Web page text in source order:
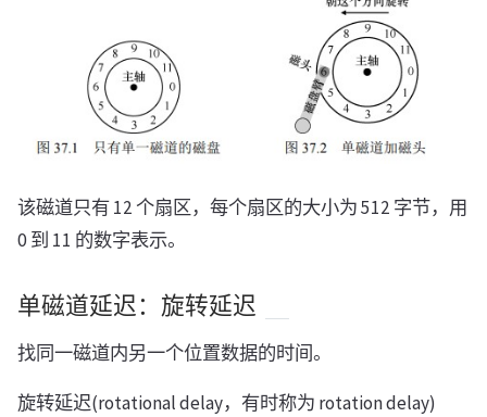
该磁道只有 12 个扇区，每个扇区的大小为 512 字节，用
0 到 11 的数字表示。
单磁道延迟：旋转延迟
找同一磁道内另一个位置数据的时间。
旋转延迟(rotational delay，有时称为 rotation delay)